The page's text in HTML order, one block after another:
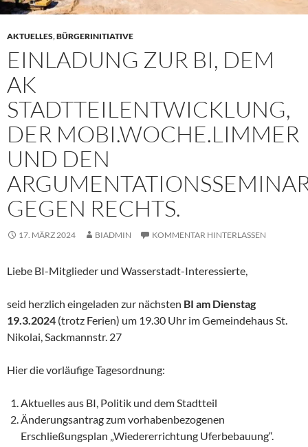
AKTUELLES,BÜRGERINITIATIVE
EINLADUNG ZUR BI, DEM
AK
STADTTEILENTWICKLUNG,
DER MOBI.WOCHE.LIMMER
UND DEN
GEGEN RECHTS.
17. MÄRZ 2024 BIADMIN KOMMENTAR HINTERLASSEN
Liebe BI-Mitglieder und Wasserstadt-Interessierte,
seid herzlich eingeladen zur nächsten BI am Dienstag
19.3.2024 (trotz Ferien) um 19.30 Uhr im Gemeindehaus St.
Nikolai, Sackmannstr. 27
Hier die vorläufige Tagesordnung:
Aktuelles aus BI, Politik und dem Stadtteil
Änderungsantrag zum vorhabenbezogenen
Erschließungsplan „Wiedererrichtung Uferbebauung“.